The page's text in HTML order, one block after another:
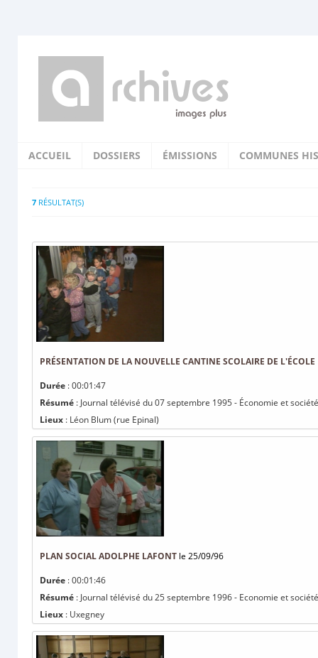
ACCUEIL DOSSIERS ÉMISSIONS COMMUNES
7 RÉSULTAT(S)
PRÉSENTATION DE LA NOUVELLE CANTINE SCOLAIRE DE
Durée : 00:01:47
Résumé : Journal télévisé du 07 septembre 1995 - Économie et
Lieux : Léon Blum (rue Epinal)
PLAN SOCIAL ADOLPHE LAFONT le 25/09/96
Durée : 00:01:46
Résumé : Journal télévisé du 25 septembre 1996 - Economie et
Lieux : Uxegney